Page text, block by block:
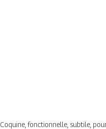
Coquine, fonctionnelle, subtile,